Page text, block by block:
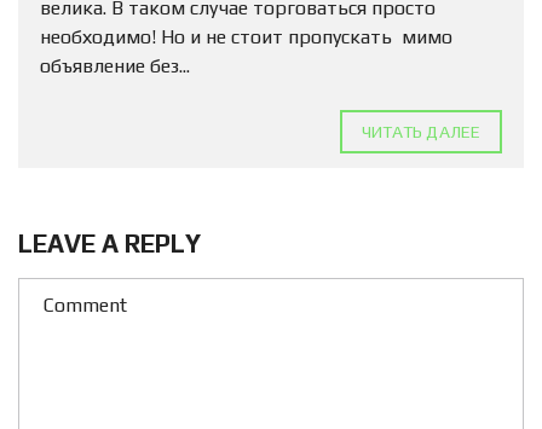
велика. В таком случае торговаться просто
необходимо! Но и не стоит пропускать мимо
объявление без...
ЧИТАТЬ ДАЛЕЕ
LEAVE A REPLY